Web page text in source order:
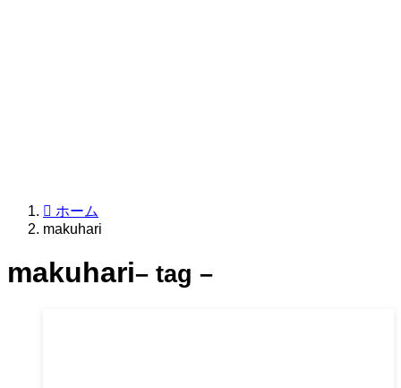
ホーム
makuhari
makuhari– tag –